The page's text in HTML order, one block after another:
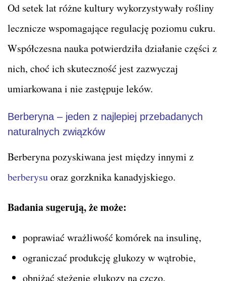
Od setek lat różne kultury wykorzystywały rośliny
lecznicze wspomagające regulację poziomu cukru.
Współczesna nauka potwierdziła działanie części z
nich, choć ich skuteczność jest zazwyczaj
umiarkowana i nie zastępuje leków.
Berberyna – jeden z najlepiej przebadanych
naturalnych związków
Berberyna pozyskiwana jest między innymi z
berberysuoraz gorzknika kanadyjskiego.
Badania sugerują, że może:
poprawiać wrażliwość komórek na insulinę,
ograniczać produkcję glukozy w wątrobie,
obniżać stężenie glukozy na czczo,